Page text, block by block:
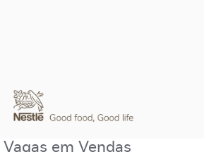
Vagas em Vendas